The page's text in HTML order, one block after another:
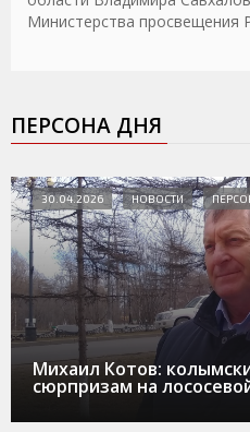
Министерства просвещения
ПЕРСОНА ДНЯ
Михаил Котов:
сюрпризам на
30.04.2026 НОВОСТИ